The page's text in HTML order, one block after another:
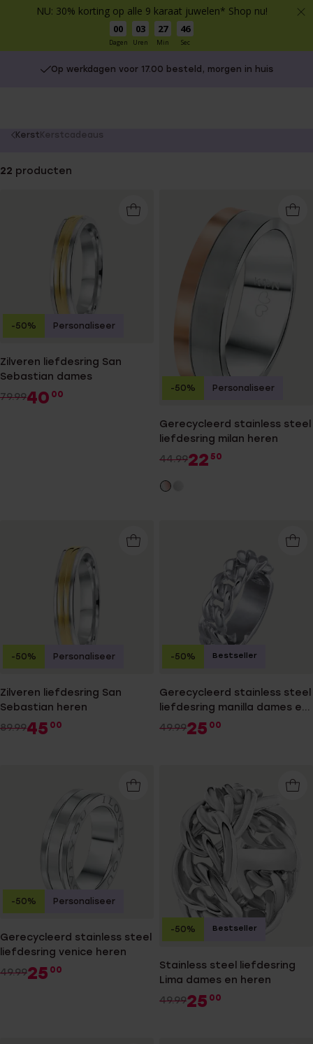
NU: 30% korting op alle 9 karaat juwelen* Shop nu!
00
Dagen
03
Uren
27
Min
46
Sec
Op werkdagen voor 17.00 besteld, morgen in huis
You
here:
Kerst Kerstcadeaus
22 producten
Zilveren liefdesring San
Sebastian dames
79.9940 00
-50% Personaliseer
Gerecycleerd stainless steel
liefdesring milan heren
44.9922 50
-50% Personaliseer
Zilveren liefdesring San
Sebastian heren
89.9945 00
-50% Personaliseer
Gerecycleerd stainless steel
liefdesring manilla dames en
heren
49.9925 00
-50% Bestseller
Gerecycleerd stainless steel
liefdesring venice heren
49.9925 00
-50% Personaliseer
Stainless steel liefdesring
Lima dames en heren
49.9925 00
-50% Bestseller